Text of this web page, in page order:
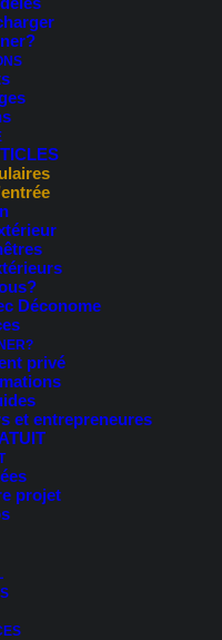
Déconome
privé
et entrepreneures
projet
maison, la toiture est
finition soignée et
entre autres, par
noble:
de
imitation) en soffite
les matériaux
des aires de
comme le
aux couleurs
de gris, par
ce type de soffite à